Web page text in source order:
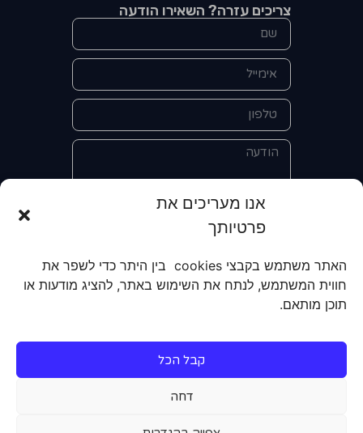
אנו מעריכים את
פרטיותך
האתר משתמש בקבצי cookies בין היתר כדי לשפר את
חווית המשתמש, לנתח את השימוש באתר, להציג מודעות או
תוכן מותאם.
קבל הכל
דחה
צריכים עזרה? השאירו הודעה
אני מאשר/ת את מסירת הפרטים
קבלת מידע על מוצרים, שירותים, מועדון
לקוחות. אני מודע/ת שאוכל לבטל את
הרישום שלי בכל עת ושעל מסירת הפרטים